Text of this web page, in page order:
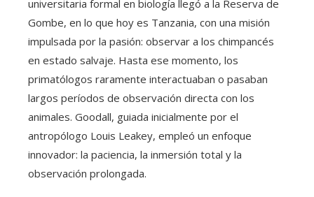
universitaria formal en biología llegó a la Reserva de
Gombe, en lo que hoy es Tanzania, con una misión
impulsada por la pasión: observar a los chimpancés
en estado salvaje. Hasta ese momento, los
primatólogos raramente interactuaban o pasaban
largos períodos de observación directa con los
animales. Goodall, guiada inicialmente por el
antropólogo Louis Leakey, empleó un enfoque
innovador: la paciencia, la inmersión total y la
observación prolongada.